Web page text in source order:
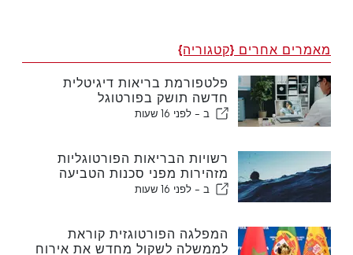
מאמרים אחרים {קטגוריה}
פלטפורמת בריאות דיגיטלית
חדשה תושק בפורטוגל
ב - לפני 16 שעות
רשויות הבריאות הפורטוגליות
מזהירות מפני סכנות הטביעה
ב - לפני 16 שעות
המפלגה הפורטוגזית קוראת
לממשלה לשקול מחדש את אירוח